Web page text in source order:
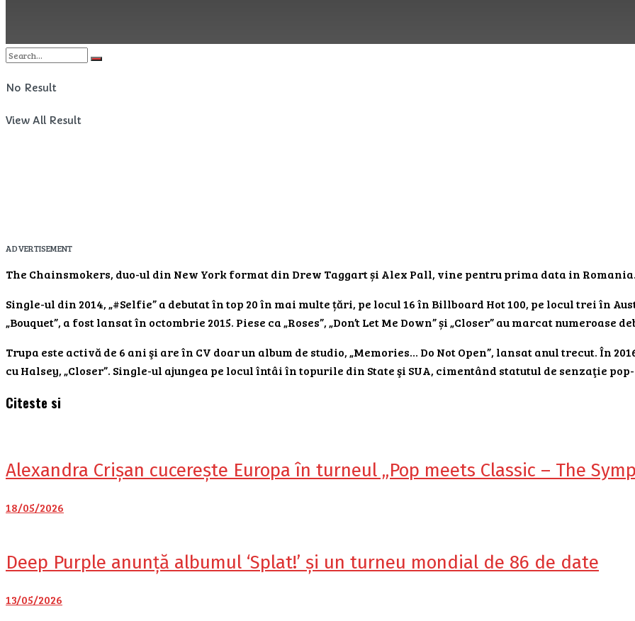
No Result
View All Result
ADVERTISEMENT
The Chainsmokers, duo-ul din New York format din Drew Taggart și Alex Pall, vine pentru prima data in
Single-ul din 2014, „#Selfie” a debutat în top 20 în mai multe țări, pe locul 16 în Billboard Hot 100, pe locul trei în
„Bouquet”, a fost lansat în octombrie 2015. Piese ca „Roses”, „Don’t Let Me Down” și „Closer” au marcat
Trupa este activă de 6 ani şi are în CV doar un album de studio, „Memories… Do Not Open”, lansat anul trecut.
cu Halsey, „Closer”. Single-ul ajungea pe locul întâi în topurile din State şi SUA, cimentând statutul de senzaţie
Citeste si
Alexandra Crișan cucerește Europa în turneul „Pop meets Classic – The
18/05/2026
Deep Purple anunță albumul ‘Splat!’ și un turneu mondial de 86 de date
13/05/2026